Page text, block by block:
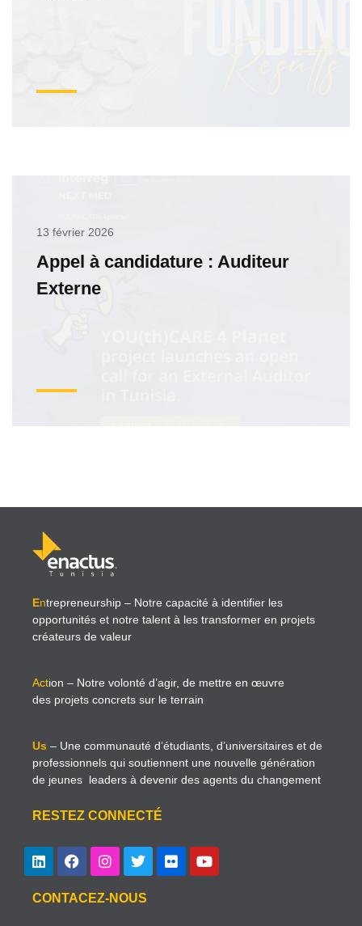
13 février 2026
Appel à candidature : Auditeur
Externe
Entrepreneurship – Notre capacité à identifier les
opportunités et notre talent à les transformer en projets
créateurs de valeur
Action – Notre volonté d’agir, de mettre en œuvre
des projets concrets sur le terrain
Us – Une communauté d’étudiants, d’universitaires et de
professionnels qui soutiennent une nouvelle génération
de jeunes leaders à devenir des agents du changement
RESTEZ CONNECTÉ
CONTACEZ-NOUS